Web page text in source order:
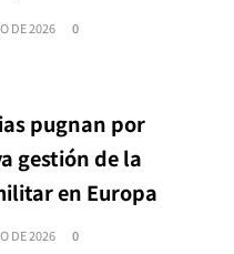
DE 2026 0
pugnan por
gestión de la
en Europa
DE 2026 0